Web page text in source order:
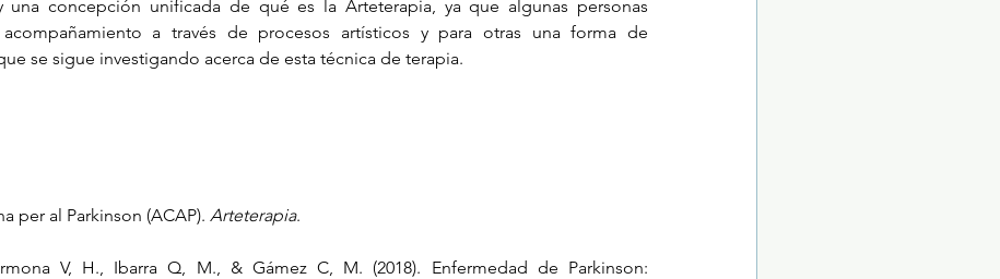
una concepción unificada de qué es la Arteterapia, ya que algunas personas
a través de procesos artísticos y para otras una forma de
se sigue investigando acerca de esta técnica de terapia.
per al Parkinson (ACAP). Arteterapia.
V, H., Ibarra Q, M., & Gámez C, M. (2018). Enfermedad de Parkinson: